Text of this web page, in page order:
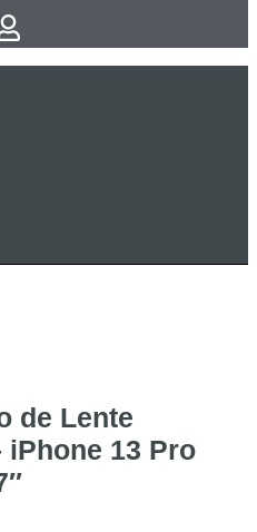
de Lente
iPhone 13 Pro